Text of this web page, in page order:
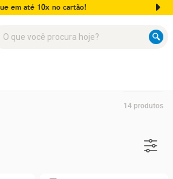
em até 10x no cartão!
14 produtos